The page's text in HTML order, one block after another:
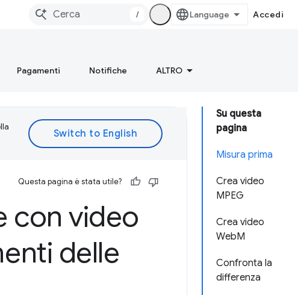
/ Accedi
Pagamenti Notifiche ALTRO
Su questa
pagina
Misura prima
Crea video
MPEG
Crea video
WebM
Confronta la
differenza
Questa pagina è stata utile?
con video
delle